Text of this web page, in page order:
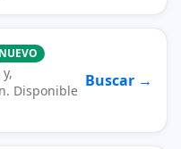
NUEVO
Disponible
Buscar →